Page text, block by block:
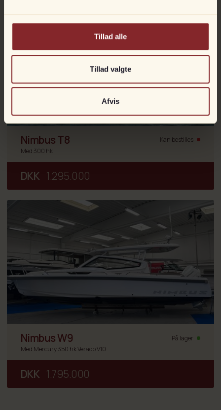
Tillad alle
Tillad valgte
Afvis
Nimbus T8
Kan bestilles
Med 300 hk
DKK 1.295.000
Nimbus W9
På lager
Med Mercury 350 hk Verado V10
DKK 1.795.000